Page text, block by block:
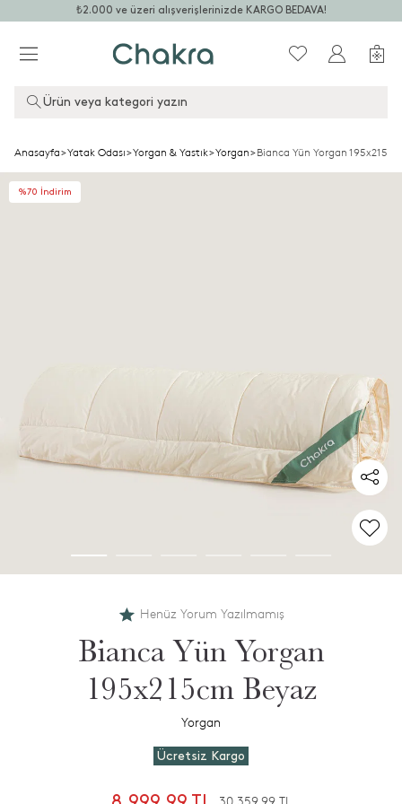
₺2.000 ve üzeri alışverişlerinizde KARGO BEDAVA!
Ürün veya kategori yazın
Anasayfa>Yatak Odası>Yorgan & Yastık>Yorgan>Bianca Yün Yorgan
%70 İndirim
Henüz Yorum Yazılmamış
Bianca Yün Yorgan
195x215cm Beyaz
Yorgan
Ücretsiz Kargo